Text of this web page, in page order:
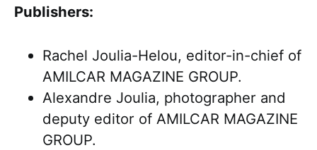
Publishers:
Rachel Joulia-Helou, editor-in-chief of
AMILCAR MAGAZINE GROUP.
Alexandre Joulia, photographer and
deputy editor of AMILCAR MAGAZINE
GROUP.